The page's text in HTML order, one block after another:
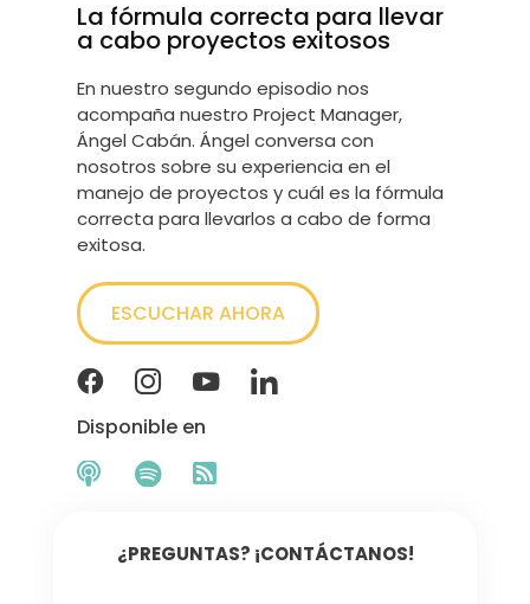
La fórmula correcta para llevar
a cabo proyectos exitosos
En nuestro segundo episodio nos
acompaña nuestro Project Manager,
Ángel Cabán. Ángel conversa con
nosotros sobre su experiencia en el
manejo de proyectos y cuál es la fórmula
correcta para llevarlos a cabo de forma
exitosa.
ESCUCHAR AHORA
Disponible en
¿PREGUNTAS? ¡CONTÁCTANOS!